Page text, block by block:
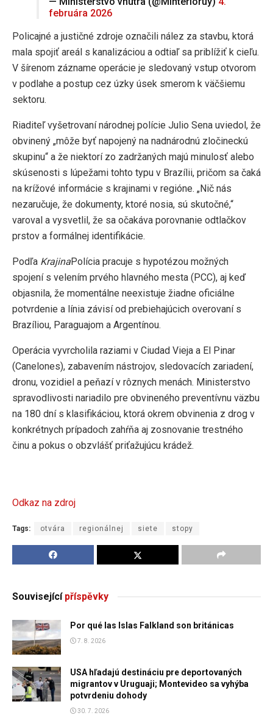
februára 2026
Policajné a justičné zdroje označili nález za stavbu, ktorá
mala spojiť areál s kanalizáciou a odtiaľ sa priblížiť k cieľu.
V šírenom zázname operácie je sledovaný vstup otvorom
v podlahe a postup cez úzky úsek smerom k väčšiemu
sektoru.
Riaditeľ vyšetrovaní národnej polície Julio Sena uviedol, že
obvinený „môže byť napojený na nadnárodnú zločineckú
skupinu“ a že niektorí zo zadržaných majú minulosť alebo
skúsenosti s lúpežami tohto typu v Brazílii, pričom sa čaká
na krížové informácie s krajinami v regióne. „Nič nás
nezaručuje, že dokumenty, ktoré nosia, sú skutočné,“
varoval a vysvetlil, že sa očakáva porovnanie odtlačkov
prstov a formálnej identifikácie.
Podľa KrajinaPolícia pracuje s hypotézou možných
spojení s velením prvého hlavného mesta (PCC), aj keď
objasnila, že momentálne neexistuje žiadne oficiálne
potvrdenie a línia závisí od prebiehajúcich overovaní s
Brazíliou, Paraguajom a Argentínou.
Operácia vyvrcholila raziami v Ciudad Vieja a El Pinar
(Canelones), zabavením nástrojov, sledovacích zariadení,
dronu, vozidiel a peňazí v rôznych menách. Ministerstvo
spravodlivosti nariadilo pre obvineného preventívnu väzbu
na 180 dní s klasifikáciou, ktorá okrem obvinenia z drog v
konkrétnych prípadoch zahŕňa aj zosnovanie trestného
činu a pokus o obzvlášť priťažujúcu krádež.
Odkaz na zdroj
Tags: otvára regionálnej siete stopy
Souvisejícípříspěvky
Por qué las Islas Falkland son británicas
7. 8. 2026
USA hľadajú destináciu pre deportovaných
migrantov v Uruguaji; Montevideo sa vyhýba
potvrdeniu dohody
30. 7. 2026